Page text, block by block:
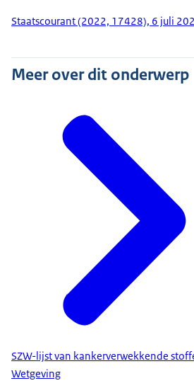
Staatscourant (2022, 17428), 6 juli
Meer over dit onderwerp
SZW-lijst van kankerverwekkende
Wetgeving